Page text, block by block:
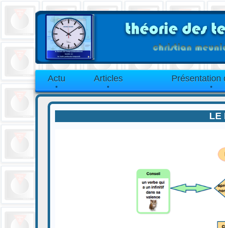
Actu Articles Présentation
LE